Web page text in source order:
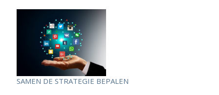
SAMEN DE STRATEGIE BEPALEN